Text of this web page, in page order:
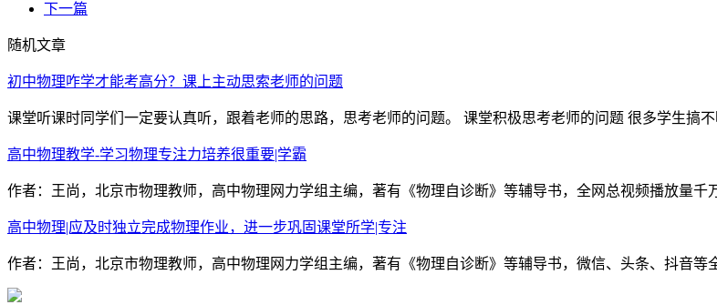
下一篇
随机文章
初中物理咋学才能考高分？课上主动思索老师的问题
课堂听课时同学们一定要认真听，跟着老师的思路，思考老师的问题。 课堂积极思考老师的问题 很多学生搞
高中物理教学-学习物理专注力培养很重要|学霸
作者：王尚，北京市物理教师，高中物理网力学组主编，著有《物理自诊断》等辅导书，全网总视频播放量千
高中物理|应及时独立完成物理作业，进一步巩固课堂所学|专注
作者：王尚，北京市物理教师，高中物理网力学组主编，著有《物理自诊断》等辅导书，微信、头条、抖音等